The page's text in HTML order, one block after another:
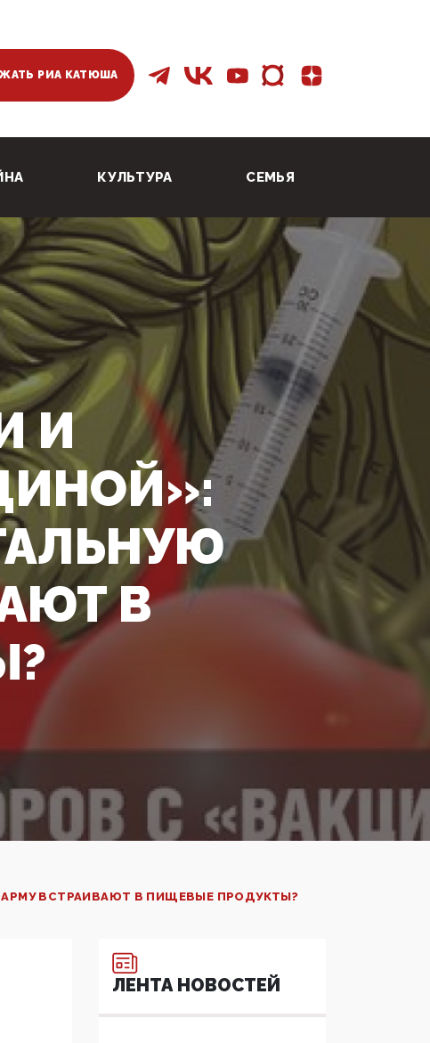
РИА КАТЮША
КУЛЬТУРА СЕМЬЯ
И
В
ВСТРАИВАЮТ В ПИЩЕВЫЕ ПРОДУКТЫ?
ЛЕНТА НОВОСТЕЙ